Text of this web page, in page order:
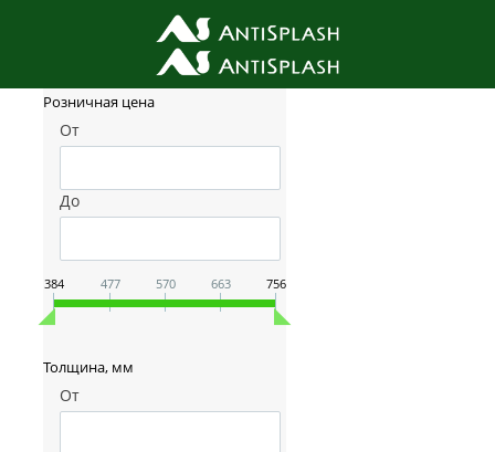
Фильтр товаров
Розничная цена
От
До
384 477 570 663 756
Толщина, мм
От